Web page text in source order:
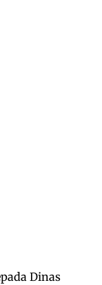
Dinas